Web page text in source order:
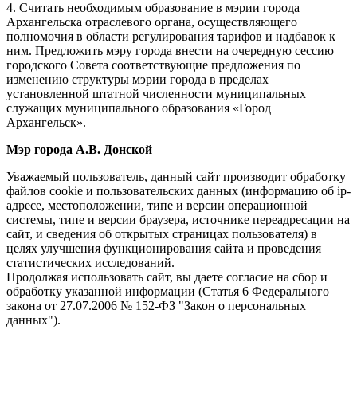
4. Считать необходимым образование в мэрии города
Архангельска отраслевого органа, осуществляющего
полномочия в области регулирования тарифов и надбавок к
ним. Предложить мэру города внести на очередную сессию
городского Совета соответствующие предложения по
изменению структуры мэрии города в пределах
установленной штатной численности муниципальных
служащих муниципального образования «Город
Архангельск».
Мэр города А.В. Донской
Уважаемый пользователь, данный сайт производит обработку
файлов cookie и пользовательских данных (информацию об ip-
адресе, местоположении, типе и версии операционной
системы, типе и версии браузера, источнике переадресации на
сайт, и сведения об открытых страницах пользователя) в
целях улучшения функционирования сайта и проведения
статистических исследований.
Продолжая использовать сайт, вы даете согласие на сбор и
обработку указанной информации (Статья 6 Федерального
закона от 27.07.2006 № 152-ФЗ "Закон о персональных
данных").